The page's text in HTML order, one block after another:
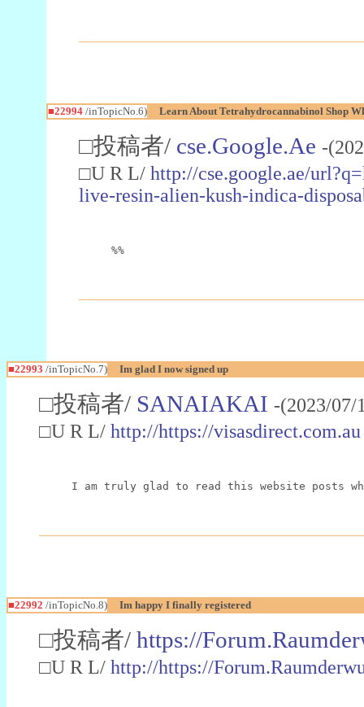
■22994/inTopicNo.6) Learn About Tetrahydrocannabinol Shop
□投稿者/ cse.Google.Ae -
□U R L/ http://cse.google.ae/
live-resin-alien-kush-indica-
%%
■22993 /inTopicNo.7) Im glad I now signed up
□投稿者/ SANAIAKAI -(2023/
□U R L/ http://https://visasdirect.com.au
I am truly glad to read this website posts
■22992 /inTopicNo.8) Im happy I finally registered
□投稿者/ https://
□U R L/ http://https://